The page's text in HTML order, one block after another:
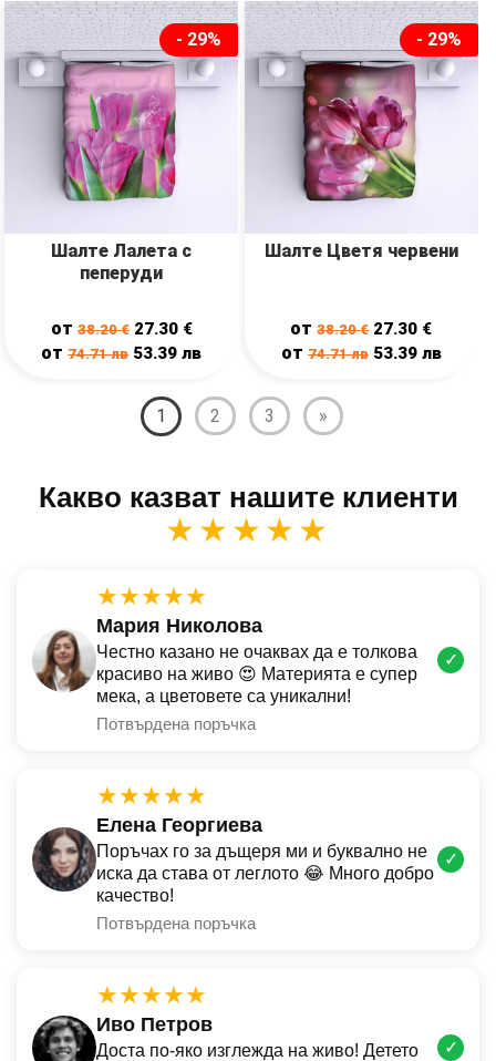
- 29%
Шалте Лалета с
пеперуди
от38.20€ 27.30 €
от74.71лв 53.39лв
- 29%
Шалте Цветя червени
от38.20€ 27.30 €
от 74.71лв 53.39 лв
1 2 3 »
Какво казват нашите клиенти
★★★★★
★★★★★
Мария Николова
Честно казано не очаквах да е толкова
красиво на живо 😍 Материята е супер
мека, а цветовете са уникални!
Потвърдена поръчка
✓
★★★★★
Елена Георгиева
Поръчах го за дъщеря ми и буквално не
иска да става от леглото 😂 Много добро
качество!
Потвърдена поръчка
✓
★★★★★
Иво Петров
Доста по-яко изглежда на живо! Детето
✓